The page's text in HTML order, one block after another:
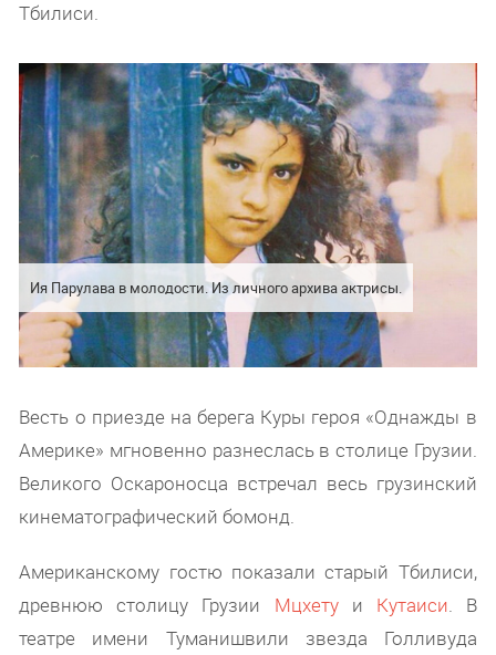
Тбилиси.
Ия Парулава в молодости. Из личного архива актрисы.
Весть о приезде на берега Куры героя «Однажды в
Америке» мгновенно разнеслась в столице Грузии.
Великого Оскароносца встречал весь грузинский
кинематографический бомонд.
Американскому гостю показали старый Тбилиси,
древнюю столицу Грузии Мцхетуи Кутаиси. В
театре имени Туманишвили звезда Голливуда